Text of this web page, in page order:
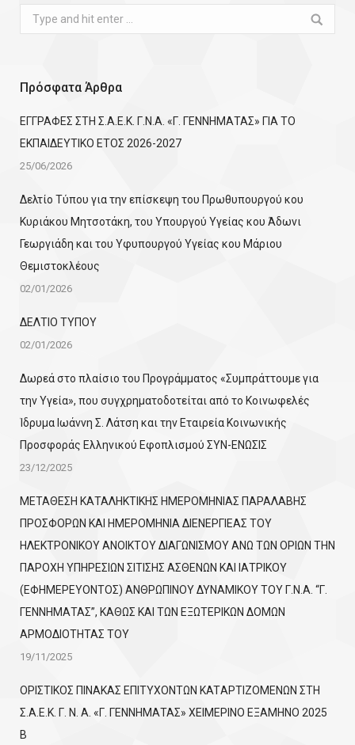
Search:
Πρόσφατα Άρθρα
ΕΓΓΡΑΦΕΣ ΣΤΗ Σ.Α.Ε.Κ. Γ.Ν.Α. «Γ. ΓΕΝΝΗΜΑΤΑΣ» ΓΙΑ ΤΟ
ΕΚΠΑΙΔΕΥΤΙΚΟ ΕΤΟΣ 2026-2027
25/06/2026
Δελτίο Τύπου για την επίσκεψη του Πρωθυπουργού κου
Κυριάκου Μητσοτάκη, του Υπουργού Υγείας κου Άδωνι
Γεωργιάδη και του Υφυπουργού Υγείας κου Μάριου
Θεμιστοκλέους
02/01/2026
ΔΕΛΤΙΟ ΤΥΠΟΥ
02/01/2026
Δωρεά στο πλαίσιο του Προγράμματος «Συμπράττουμε για
την Υγεία», που συγχρηματοδοτείται από το Κοινωφελές
Ίδρυμα Ιωάννη Σ. Λάτση και την Εταιρεία Κοινωνικής
Προσφοράς Ελληνικού Εφοπλισμού ΣΥΝ-ΕΝΩΣΙΣ
23/12/2025
ΜΕΤΑΘΕΣΗ ΚΑΤΑΛΗΚΤΙΚΗΣ ΗΜΕΡΟΜΗΝΙΑΣ ΠΑΡΑΛΑΒΗΣ
ΠΡΟΣΦΟΡΩΝ ΚΑΙ ΗΜΕΡΟΜΗΝΙΑ ΔΙΕΝΕΡΓΙΕΑΣ ΤΟΥ
ΗΛΕΚΤΡΟΝΙΚΟΥ ΑΝΟΙΚΤΟΥ ΔΙΑΓΩΝΙΣΜΟΥ ΑΝΩ ΤΩΝ ΟΡΙΩΝ ΤΗΝ
ΠΑΡΟΧΗ ΥΠΗΡΕΣΙΩΝ ΣΙΤΙΣΗΣ ΑΣΘΕΝΩΝ ΚΑΙ ΙΑΤΡΙΚΟΥ
(ΕΦΗΜΕΡΕΥΟΝΤΟΣ) ΑΝΘΡΩΠΙΝΟΥ ΔΥΝΑΜΙΚΟΥ ΤΟΥ Γ.Ν.Α. “Γ.
ΓΕΝΝΗΜΑΤΑΣ”, ΚΑΘΩΣ ΚΑΙ ΤΩΝ ΕΞΩΤΕΡΙΚΩΝ ΔΟΜΩΝ
ΑΡΜΟΔΙΟΤΗΤΑΣ ΤΟΥ
19/11/2025
ΟΡΙΣΤΙΚΟΣ ΠΙΝΑΚΑΣ ΕΠΙΤΥΧΟΝΤΩΝ KATΑΡΤΙΖΟΜΕΝΩΝ ΣΤΗ
Σ.Α.Ε.Κ. Γ. Ν. Α. «Γ. ΓΕΝΝΗΜΑΤΑΣ» ΧΕΙΜΕΡΙΝΟ ΕΞΑΜΗΝΟ 2025
Β